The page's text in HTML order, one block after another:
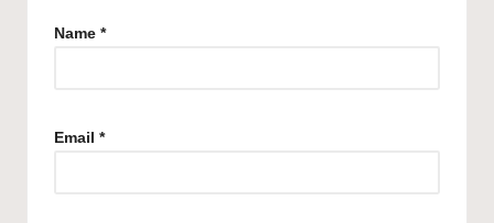
Name *
Email *